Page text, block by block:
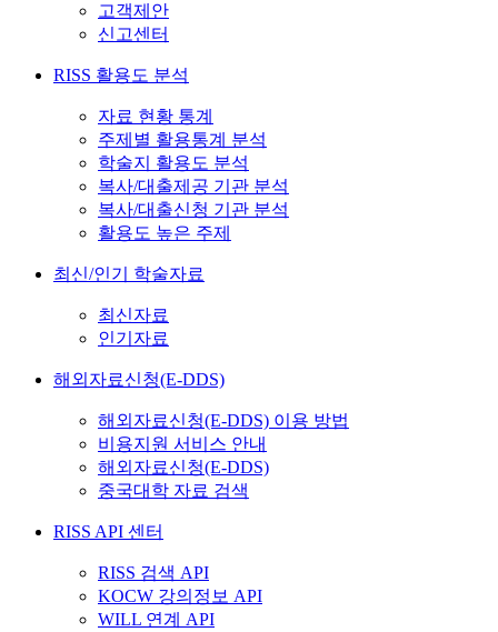
고객제안
신고센터
RISS 활용도 분석
자료 현황 통계
주제별 활용통계 분석
학술지 활용도 분석
복사/대출제공 기관 분석
복사/대출신청 기관 분석
활용도 높은 주제
최신/인기 학술자료
최신자료
인기자료
해외자료신청(E-DDS)
해외자료신청(E-DDS) 이용 방법
비용지원 서비스 안내
해외자료신청(E-DDS)
중국대학 자료 검색
RISS API 센터
RISS 검색 API
KOCW 강의정보 API
WILL 연계 API